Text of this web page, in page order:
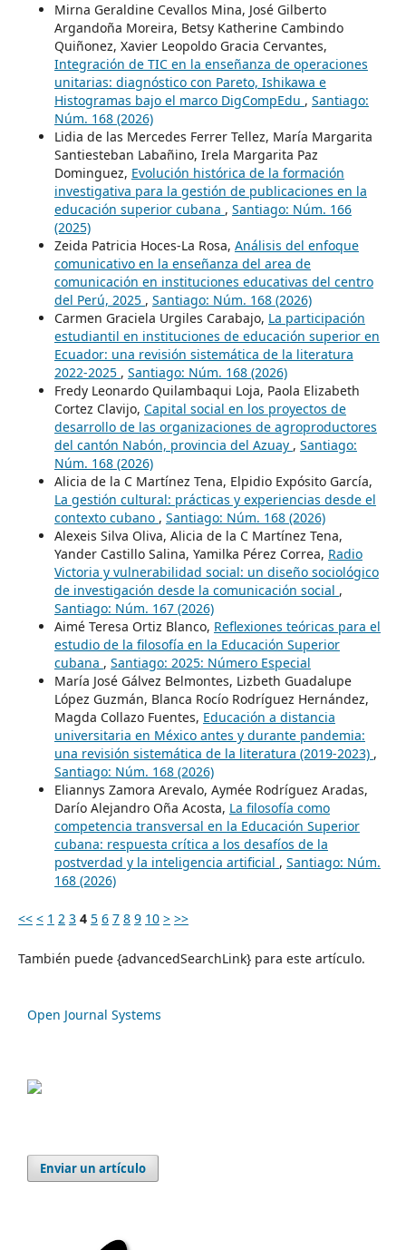
Mirna Geraldine Cevallos Mina, José Gilberto
Argandoña Moreira, Betsy Katherine Cambindo
Quiñonez, Xavier Leopoldo Gracia Cervantes,
Integración de TIC en la enseñanza de operaciones
unitarias: diagnóstico con Pareto, Ishikawa e
Histogramas bajo el marco DigCompEdu , Santiago:
Núm. 168 (2026)
Lidia de las Mercedes Ferrer Tellez, María Margarita
Santiesteban Labañino, Irela Margarita Paz
Dominguez, Evolución histórica de la formación
investigativa para la gestión de publicaciones en la
educación superior cubana , Santiago: Núm. 166
(2025)
Zeida Patricia Hoces-La Rosa, Análisis del enfoque
comunicativo en la enseñanza del area de
comunicación en instituciones educativas del centro
del Perú, 2025 , Santiago: Núm. 168 (2026)
Carmen Graciela Urgiles Carabajo, La participación
estudiantil en instituciones de educación superior en
Ecuador: una revisión sistemática de la literatura
2022-2025 , Santiago: Núm. 168 (2026)
Fredy Leonardo Quilambaqui Loja, Paola Elizabeth
Cortez Clavijo, Capital social en los proyectos de
desarrollo de las organizaciones de agroproductores
del cantón Nabón, provincia del Azuay , Santiago:
Núm. 168 (2026)
Alicia de la C Martínez Tena, Elpidio Expósito García,
La gestión cultural: prácticas y experiencias desde el
contexto cubano , Santiago: Núm. 168 (2026)
Alexeis Silva Oliva, Alicia de la C Martínez Tena,
Yander Castillo Salina, Yamilka Pérez Correa, Radio
Victoria y vulnerabilidad social: un diseño sociológico
de investigación desde la comunicación social ,
Santiago: Núm. 167 (2026)
Aimé Teresa Ortiz Blanco, Reflexiones teóricas para el
estudio de la filosofía en la Educación Superior
cubana , Santiago: 2025: Número Especial
María José Gálvez Belmontes, Lizbeth Guadalupe
López Guzmán, Blanca Rocío Rodríguez Hernández,
Magda Collazo Fuentes, Educación a distancia
universitaria en México antes y durante pandemia:
una revisión sistemática de la literatura (2019-2023) ,
Santiago: Núm. 168 (2026)
Eliannys Zamora Arevalo, Aymée Rodríguez Aradas,
Darío Alejandro Oña Acosta, La filosofía como
competencia transversal en la Educación Superior
cubana: respuesta crítica a los desafíos de la
postverdad y la inteligencia artificial , Santiago: Núm.
168 (2026)
<< < 1 2 3 4 5 6 7 8 9 10 > >>
También puede {advancedSearchLink} para este artículo.
Open Journal Systems
Enviar un artículo